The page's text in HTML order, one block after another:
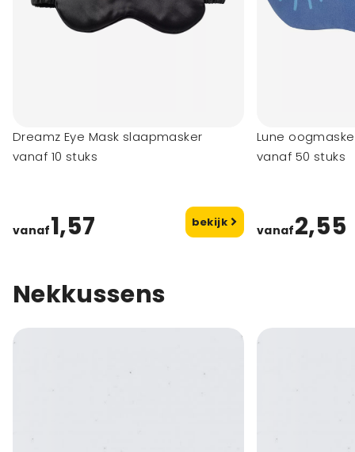
Dreamz Eye Mask slaapmasker
vanaf 10 stuks
vanaf1,57 bekijk
Lune
vanaf 50 stuks
vanaf2,55
Nekkussens